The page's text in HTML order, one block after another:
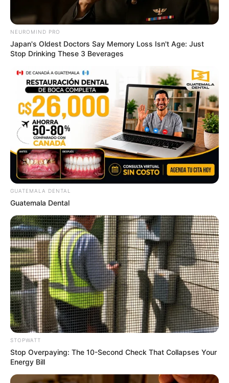
แนะนำ
ดูดวง
ดูดวง
เบอร์โทร คน Keep look เป๊ะทุกมุมดูดี
ทุกองศา คุณล่ะมีเลขคู่นี้ไหม
ดูดวง
วันที่ 1 ส.ค. 2569 วันคล้ายวันสำเร็จ
มรรคผลพระโพธิสัตว์กวนอิม
สีมงคล
NEUROMIND PRO
Japan's Oldest Doctors Say Memory Loss Isn't Age: Just
Stop Drinking These 3 Beverages
GUATEMALA DENTAL
Guatemala Dental
STOPWATT
Stop Overpaying: The 10-Second Check That Collapses Your
Energy Bill